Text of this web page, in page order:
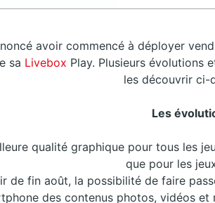
avoir commencé à déployer
sa Livebox Play. Plusieurs évolutions
les découvrir ci-
Les
qualité graphique pour tous les
que pour les
de fin août, la possibilité de faire
des contenus photos, vidéos et